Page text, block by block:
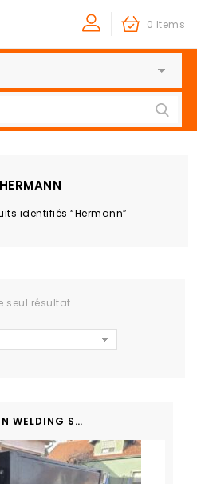
0 Items
HERMANN
identifiés “Hermann”
seul résultat
HERMANN WELDING SHARC 420M